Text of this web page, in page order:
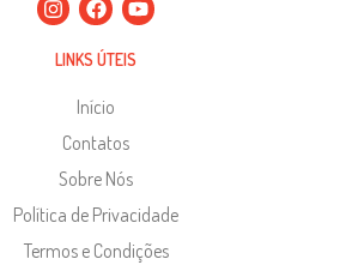
LINKS ÚTEIS
Início
Contatos
Sobre Nós
Política de Privacidade
Termos e Condições